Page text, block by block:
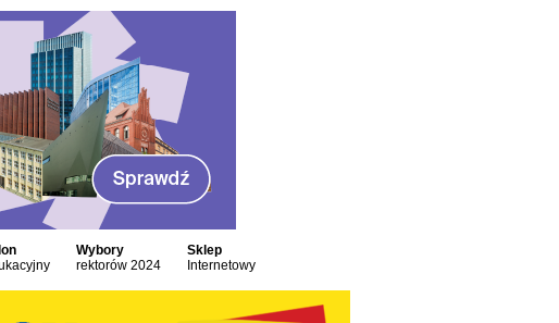
Wybory
rektorów 2024
Sklep
Internetowy